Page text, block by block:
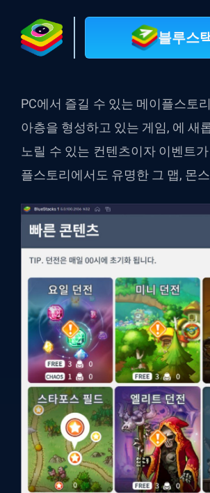
블루스
PC에서 즐길 수 있는 메이플스토
아층을 형성하고 있는 게임, 에 새
노릴 수 있는 컨텐츠이자 이벤트
플스토리에서도 유명한 그 맵, 몬